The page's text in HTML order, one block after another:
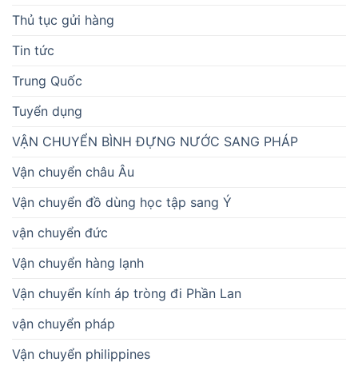
Thủ tục gửi hàng
Tin tức
Trung Quốc
Tuyển dụng
VẬN CHUYỂN BÌNH ĐỰNG NƯỚC SANG PHÁP
Vận chuyển châu Âu
Vận chuyển đồ dùng học tập sang Ý
vận chuyển đức
Vận chuyển hàng lạnh
Vận chuyển kính áp tròng đi Phần Lan
vận chuyển pháp
Vận chuyển philippines